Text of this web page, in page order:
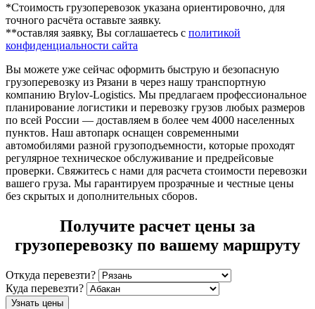
*Стоимость грузоперевозок указана ориентировочно, для
точного расчёта оставьте заявку.
**оставляя заявку, Вы соглашаетесь с политикой
конфиденциальности сайта
Вы можете уже сейчас оформить быструю и безопасную
грузоперевозку из Рязани в через нашу транспортную
компанию Brylov-Logistics. Мы предлагаем профессиональное
планирование логистики и перевозку грузов любых размеров
по всей России — доставляем в более чем 4000 населенных
пунктов. Наш автопарк оснащен современными
автомобилями разной грузоподъемности, которые проходят
регулярное техническое обслуживание и предрейсовые
проверки. Свяжитесь с нами для расчета стоимости перевозки
вашего груза. Мы гарантируем прозрачные и честные цены
без скрытых и дополнительных сборов.
Получите расчет цены за
грузоперевозку по вашему маршруту
Откуда перевезти?
Куда перевезти?
Узнать цены